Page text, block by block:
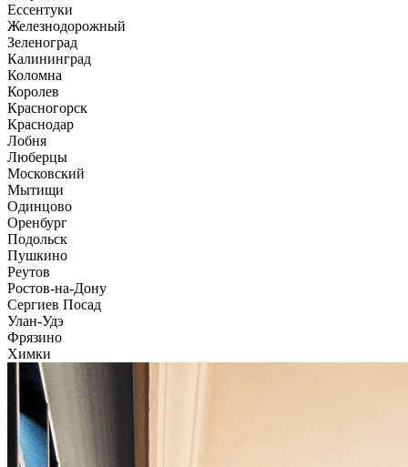
Ессентуки
Железнодорожный
Зеленоград
Калининград
Коломна
Королев
Красногорск
Краснодар
Лобня
Люберцы
Московский
Мытищи
Одинцово
Оренбург
Подольск
Пушкино
Реутов
Ростов-на-Дону
Сергиев Посад
Улан-Удэ
Фрязино
Химки